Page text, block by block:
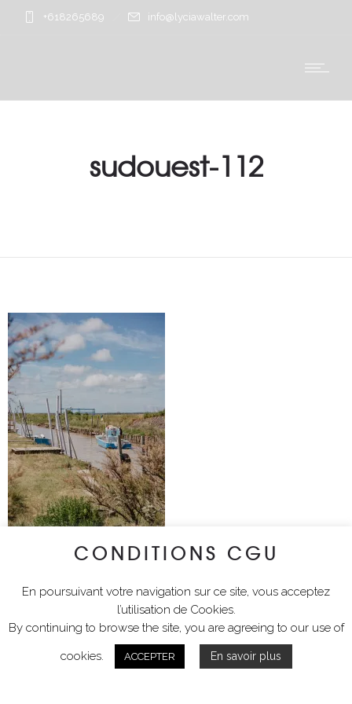
+618265689 info@lyciawalter.com
sudouest-112
CONDITIONS CGU
En poursuivant votre navigation sur ce site, vous acceptez
l’utilisation de Cookies.
By continuing to browse the site, you are agreeing to our use of
cookies.
ACCEPTER En savoir plus